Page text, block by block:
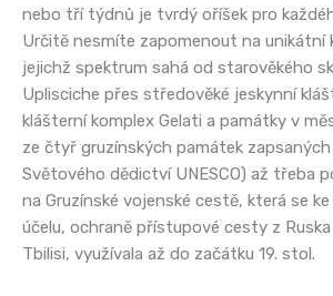
nebo tří týdnů je tvrdý oříšek pro
Určitě nesmíte zapomenout na unikátní
jejichž spektrum sahá od starověkého
Uplisciche přes středověké jeskynní
klášterní komplex Gelati a památky v
ze čtyř gruzínských památek
Světového dědictví UNESCO) až třeba
na Gruzínské vojenské cestě, která se
účelu, ochraně přístupové cesty z
Tbilisi, využívala až do začátku 19. stol.